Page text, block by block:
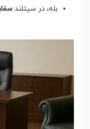
بله، در سیتلند